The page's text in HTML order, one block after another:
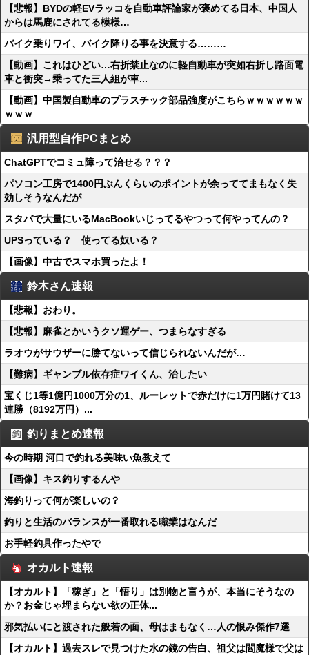
【悲報】BYDの軽EVラッコを自動車評論家が褒めてる日本、中国人
からは馬鹿にされてる模様…
バイク乗りワイ、バイク降りる事を決意する………
【動画】これはひどい…右折禁止なのに軽自動車が突如右折し路面電
車と衝突→乗ってた三人組が車...
【動画】中国製自動車のプラスチック部品強度がこちらｗｗｗｗｗｗ
ｗｗｗ
汎用型自作PCまとめ
ChatGPTでコミュ障って治せる？？？
パソコン工房で1400円ぶんくらいのポイントが余っててまもなく失
効しそうなんだが
スタバで大量にいるMacBookいじってるやつって何やってんの？
UPSっている？ 使ってる奴いる？
【画像】中古でスマホ買ったよ！
鈴木さん速報
【悲報】おわり。
【悲報】麻雀とかいうクソ運ゲー、つまらなすぎる
ラオウがサウザーに勝てないって信じられないんだが…
【難病】ギャンブル依存症ワイくん、治したい
宝くじ1等1億円1000万分の1、ルーレットで赤だけに1万円賭けて13
連勝（8192万円）...
釣りまとめ速報
今の時期 河口で釣れる美味い魚教えて
【画像】キス釣りするんや
海釣りって何が楽しいの？
釣りと生活のバランスが一番取れる職業はなんだ
お手軽釣具作ったやで
オカルト速報
【オカルト】「稼ぎ」と「悟り」は別物と言うが、本当にそうなの
か？お金じゃ埋まらない欲の正体...
邪気払いにと渡された般若の面、母はまもなく…人の恨み傑作7選
【オカルト】過去スレで見つけた水の鏡の告白、祖父は閻魔様で父は